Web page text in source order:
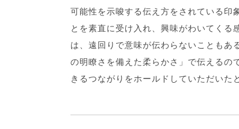
可能性を示唆する伝え方をされている印
とを素直に受け入れ、興味がわいてくる
は、遠回りで意味が伝わらないこともあ
の明瞭さを備えた柔らかさ」で伝えるの
きるつながりをホールドしていただいた